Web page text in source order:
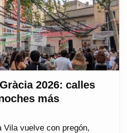
2026: calles
más
Vila vuelve con pregón,